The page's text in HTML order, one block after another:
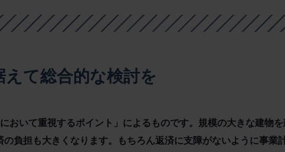
て総合的な検討を
おいて重視するポイント」によるものです。規模の大きな建物
負担も大きくなります。もちろん返済に支障がないように事業